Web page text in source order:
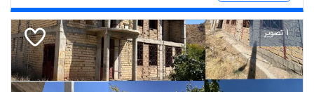
1 تصویر